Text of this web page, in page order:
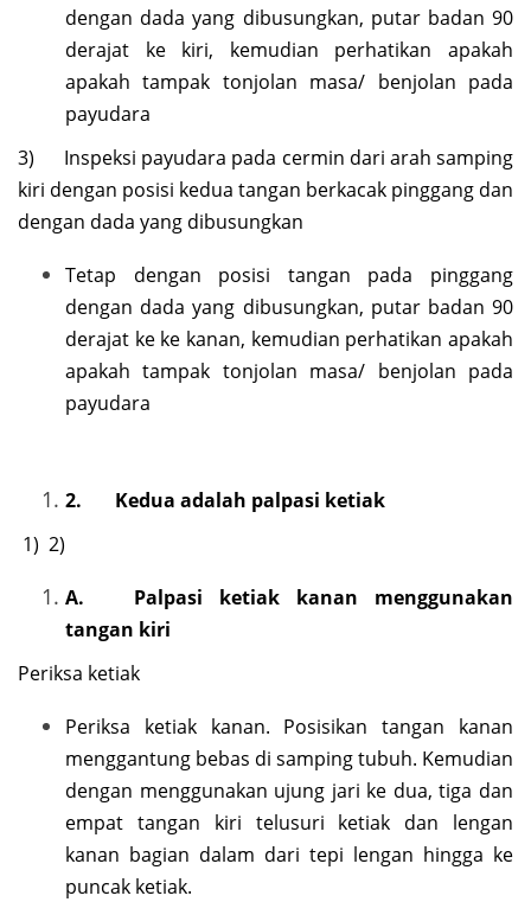
dengan dada yang dibusungkan, putar badan 90
derajat ke kiri, kemudian perhatikan apakah
apakah tampak tonjolan masa/ benjolan pada
payudara
3) Inspeksi payudara pada cermin dari arah samping
kiri dengan posisi kedua tangan berkacak pinggang dan
dengan dada yang dibusungkan
Tetap dengan posisi tangan pada pinggang
dengan dada yang dibusungkan, putar badan 90
derajat ke ke kanan, kemudian perhatikan apakah
apakah tampak tonjolan masa/ benjolan pada
payudara
2. Kedua adalah palpasi ketiak
1) 2)
A. Palpasi ketiak kanan menggunakan
tangan kiri
Periksa ketiak
Periksa ketiak kanan. Posisikan tangan kanan
menggantung bebas di samping tubuh. Kemudian
dengan menggunakan ujung jari ke dua, tiga dan
empat tangan kiri telusuri ketiak dan lengan
kanan bagian dalam dari tepi lengan hingga ke
puncak ketiak.